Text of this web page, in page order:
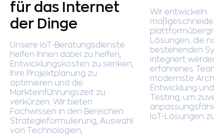
für das Internet
der Dinge
Unsere IoT-Beratungsdienste
helfen Ihnen dabei zu helfen,
Entwicklungskosten zu senken,
Ihre Projektplanung zu
optimieren und die
Markteinführungszeit zu
verkürzen. Wir bieten
Fachwissen in den Bereichen
Strategieformulierung, Auswahl
von Technologien,
Wir entwickeln
Lösungen, die
bestehenden
integriert werden.
erfahrenes Team
modernste
Entwicklung und
Testing, um
IoT-Lösungen zu